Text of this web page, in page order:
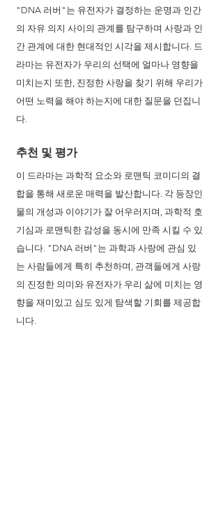
"DNA 러버"는 유전자가 결정하는 운명과 인간
의 자유 의지 사이의 관계를 탐구하며 사랑과 인
간 관계에 대한 현대적인 시각을 제시합니다. 드
라마는 유전자가 우리의 선택에 얼마나 영향을
미치는지 또한, 진정한 사랑을 찾기 위해 우리가
어떤 노력을 해야 하는지에 대한 질문을 던집니
다.
추천 및 평가
이 드라마는 과학적 요소와 로맨틱 코미디의 결
합을 통해 새로운 매력을 발산합니다. 각 등장인
물의 개성과 이야기가 잘 어우러지며, 과학적 호
기심과 로맨틱한 감성을 동시에 만족 시킬 수 있
습니다. "DNA 러버"는 과학과 사랑에 관심 있
는 사람들에게 특히 추천하며, 관객들에게 사랑
의 진정한 의미와 유전자가 우리 삶에 미치는 영
향을 재미있고 심도 있게 탐색할 기회를 제공합
니다.